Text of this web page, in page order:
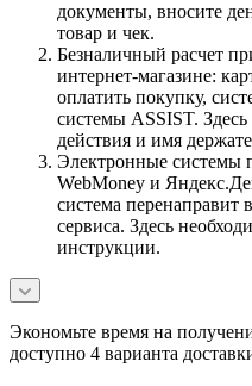
документы, вносите
товар и чек.
Безналичный расчет
интернет-магазине:
оплатить покупку,
системы ASSIST.
действия и имя
Электронные системы
WebMoney и
система перенаправит
сервиса. Здесь
инструкции.
Экономьте время на
доступно 4 варианта